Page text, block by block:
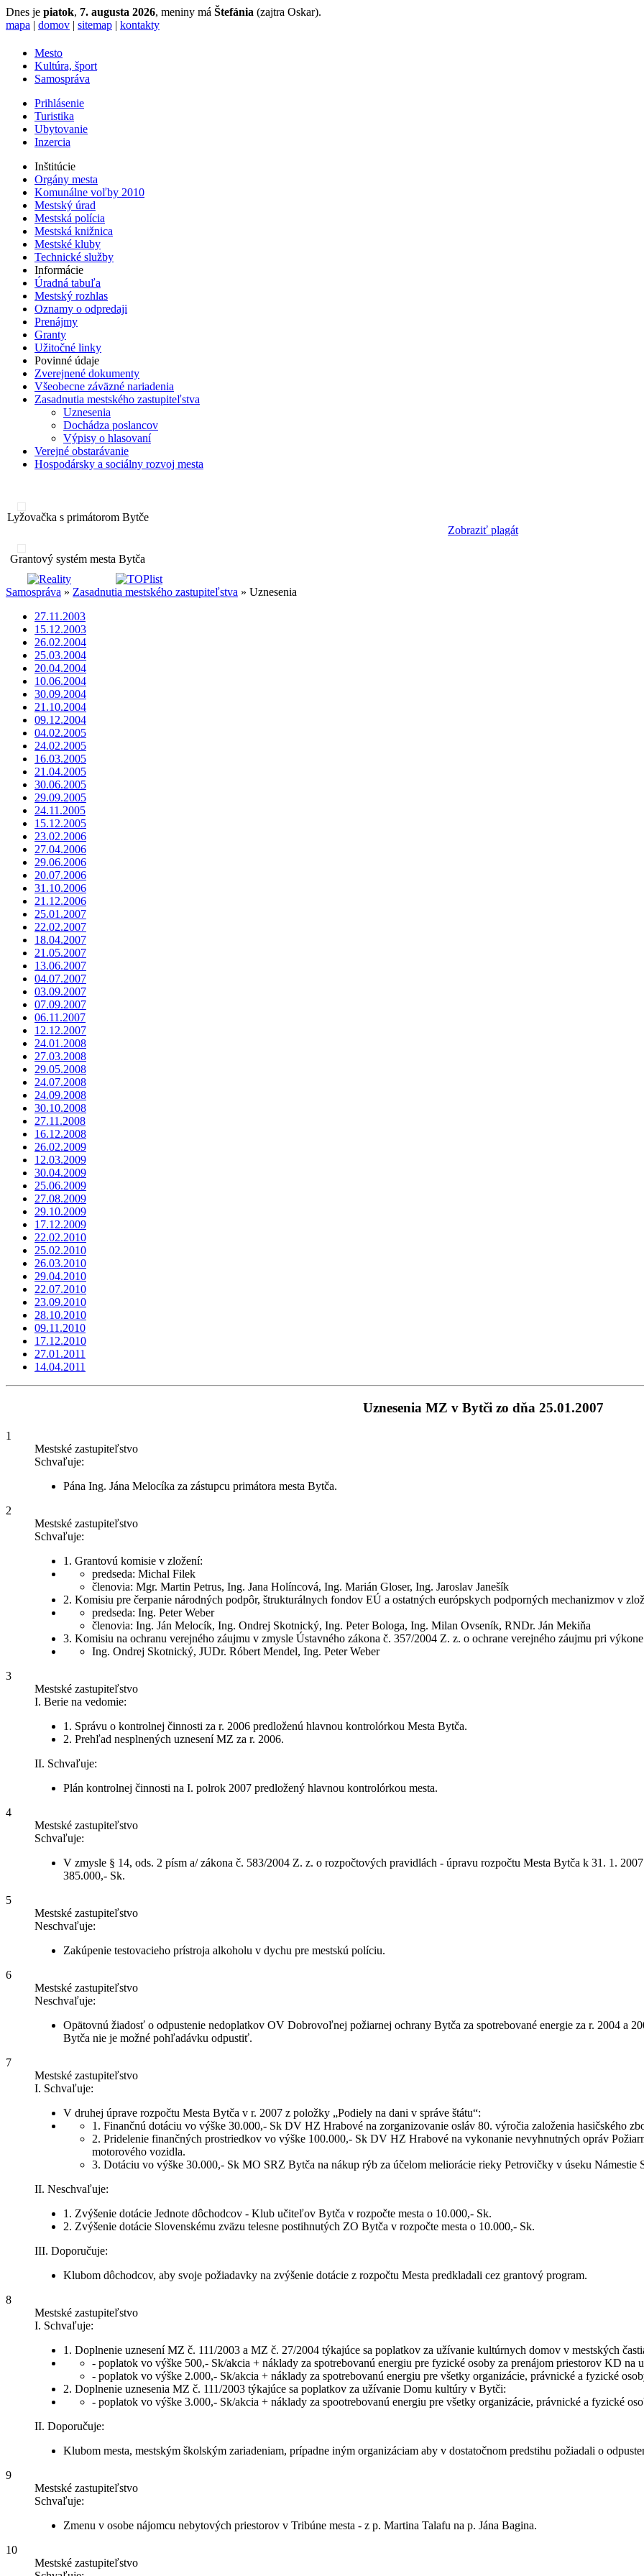
Dnes je piatok, 7. augusta 2026, meniny má Štefánia (zajtra Oskar).
mapa | domov | sitemap | kontakty
Mesto
Kultúra, šport
Samospráva
Prihlásenie
Turistika
Ubytovanie
Inzercia
Inštitúcie
Orgány mesta
Komunálne voľby 2010
Mestský úrad
Mestská polícia
Mestská knižnica
Mestské kluby
Technické služby
Informácie
Úradná tabuľa
Mestský rozhlas
Oznamy o odpredaji
Prenájmy
Granty
Užitočné linky
Povinné údaje
Zverejnené dokumenty
Všeobecne záväzné nariadenia
Zasadnutia mestského zastupiteľstva
Uznesenia
Dochádza poslancov
Výpisy o hlasovaní
Verejné obstarávanie
Hospodársky a sociálny rozvoj mesta
Lyžovačka s primátorom Bytče
Zobraziť plagát
Grantový systém mesta Bytča
Samospráva » Zasadnutia mestského zastupiteľstva » Uznesenia
27.11.2003
15.12.2003
26.02.2004
25.03.2004
20.04.2004
10.06.2004
30.09.2004
21.10.2004
09.12.2004
04.02.2005
24.02.2005
16.03.2005
21.04.2005
30.06.2005
29.09.2005
24.11.2005
15.12.2005
23.02.2006
27.04.2006
29.06.2006
20.07.2006
31.10.2006
21.12.2006
25.01.2007
22.02.2007
18.04.2007
21.05.2007
13.06.2007
04.07.2007
03.09.2007
07.09.2007
06.11.2007
12.12.2007
24.01.2008
27.03.2008
29.05.2008
24.07.2008
24.09.2008
30.10.2008
27.11.2008
16.12.2008
26.02.2009
12.03.2009
30.04.2009
25.06.2009
27.08.2009
29.10.2009
17.12.2009
22.02.2010
25.02.2010
26.03.2010
29.04.2010
22.07.2010
23.09.2010
28.10.2010
09.11.2010
17.12.2010
27.01.2011
14.04.2011
Uznesenia MZ v Bytči zo dňa 25.01.2007
1
Mestské zastupiteľstvo
Schvaľuje:
Pána Ing. Jána Melocíka za zástupcu primátora mesta Bytča.
2
Mestské zastupiteľstvo
Schvaľuje:
1. Grantovú komisie v zložení:
predseda: Michal Filek
členovia: Mgr. Martin Petrus, Ing. Jana Holíncová, Ing. Marián Gloser, Ing. Jaroslav Janešík
2. Komisiu pre čerpanie národných podpôr, štrukturálnych fondov EÚ a ostatných európskych podporných mechanizmov v
predseda: Ing. Peter Weber
členovia: Ing. Ján Melocík, Ing. Ondrej Skotnický, Ing. Peter Bologa, Ing. Milan Ovseník, RNDr. Ján Mekiňa
3. Komisiu na ochranu verejného záujmu v zmysle Ústavného zákona č. 357/2004 Z. z. o ochrane verejného záujmu pri
Ing. Ondrej Skotnický, JUDr. Róbert Mendel, Ing. Peter Weber
3
Mestské zastupiteľstvo
I. Berie na vedomie:
1. Správu o kontrolnej činnosti za r. 2006 predloženú hlavnou kontrolórkou Mesta Bytča.
2. Prehľad nesplnených uznesení MZ za r. 2006.
II. Schvaľuje:
Plán kontrolnej činnosti na I. polrok 2007 predložený hlavnou kontrolórkou mesta.
4
Mestské zastupiteľstvo
Schvaľuje:
V zmysle § 14, ods. 2 písm a/ zákona č. 583/2004 Z. z. o rozpočtových pravidlách - úpravu rozpočtu Mesta Bytča k 31. 1.
385.000,- Sk.
5
Mestské zastupiteľstvo
Neschvaľuje:
Zakúpenie testovacieho prístroja alkoholu v dychu pre mestskú políciu.
6
Mestské zastupiteľstvo
Neschvaľuje:
Opätovnú žiadosť o odpustenie nedoplatkov OV Dobrovoľnej požiarnej ochrany Bytča za spotrebované energie za r. 2004 a
Bytča nie je možné pohľadávku odpustiť.
7
Mestské zastupiteľstvo
I. Schvaľuje:
V druhej úprave rozpočtu Mesta Bytča v r. 2007 z položky „Podiely na dani v správe štátu“:
1. Finančnú dotáciu vo výške 30.000,- Sk DV HZ Hrabové na zorganizovanie osláv 80. výročia založenia hasičského
2. Pridelenie finančných prostriedkov vo výške 100.000,- Sk DV HZ Hrabové na vykonanie nevyhnutných opráv
motorového vozidla.
3. Dotáciu vo výške 30.000,- Sk MO SRZ Bytča na nákup rýb za účelom meliorácie rieky Petrovičky v úseku Námestie
II. Neschvaľuje:
1. Zvýšenie dotácie Jednote dôchodcov - Klub učiteľov Bytča v rozpočte mesta o 10.000,- Sk.
2. Zvýšenie dotácie Slovenskému zväzu telesne postihnutých ZO Bytča v rozpočte mesta o 10.000,- Sk.
III. Doporučuje:
Klubom dôchodcov, aby svoje požiadavky na zvýšenie dotácie z rozpočtu Mesta predkladali cez grantový program.
8
Mestské zastupiteľstvo
I. Schvaľuje:
1. Doplnenie uznesení MZ č. 111/2003 a MZ č. 27/2004 týkajúce sa poplatkov za užívanie kultúrnych domov v mestských
- poplatok vo výške 500,- Sk/akcia + náklady za spotrebovanú energiu pre fyzické osoby za prenájom priestorov KD na
- poplatok vo výške 2.000,- Sk/akcia + náklady za spotrebovanú energiu pre všetky organizácie, právnické a fyzické
2. Doplnenie uznesenia MZ č. 111/2003 týkajúce sa poplatkov za užívanie Domu kultúry v Bytči:
- poplatok vo výške 3.000,- Sk/akcia + náklady za spootrebovanú energiu pre všetky organizácie, právnické a fyzické
II. Doporučuje:
Klubom mesta, mestským školským zariadeniam, prípadne iným organizáciam aby v dostatočnom predstihu požiadali o
9
Mestské zastupiteľstvo
Schvaľuje:
Zmenu v osobe nájomcu nebytových priestorov v Tribúne mesta - z p. Martina Talafu na p. Jána Bagina.
10
Mestské zastupiteľstvo